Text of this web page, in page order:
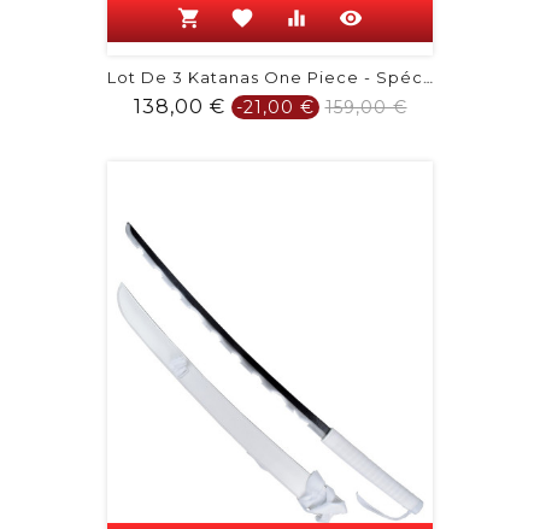
shopping_cart favorite equalizer visibility
Lot De 3 Katanas One Piece - Spécial...
138,00 € Prix
-21,00 € 159,00 €Prix